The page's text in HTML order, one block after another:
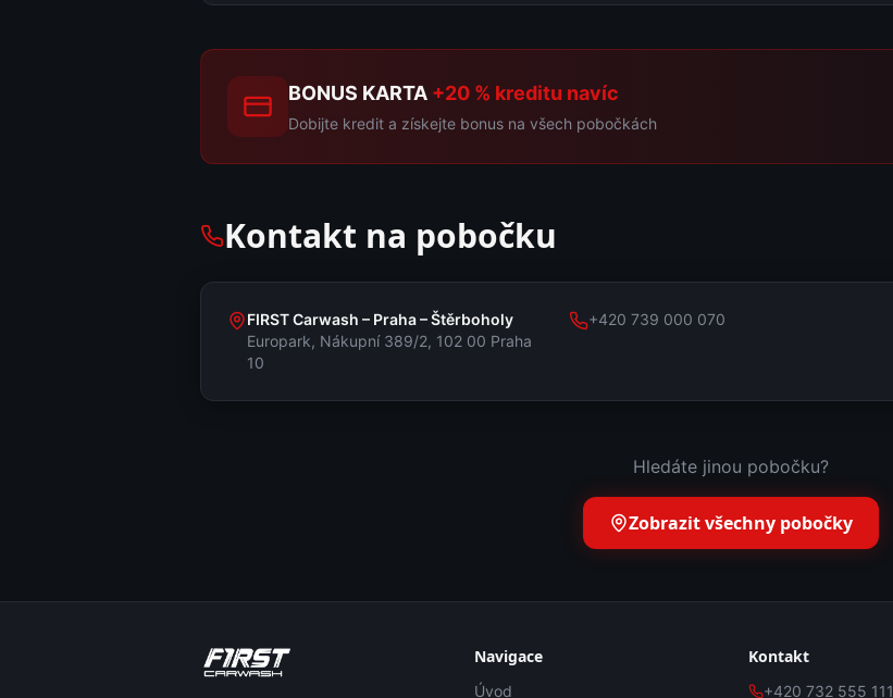
BONUS KARTA +20 % kreditu navíc
Dobijte kredit a získejte bonus na všech pobočkách
Kontakt na pobočku
FIRST Carwash – Praha – Štěrboholy
Europark, Nákupní 389/2, 102 00 Praha
10
+420 739 000 070
Hledáte jinou pobočku?
Zobrazit všechny pobočky
Navigace
Úvod
Kontakt
+420 732 555 111